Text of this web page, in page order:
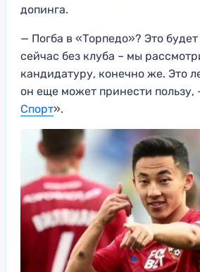
допинга.
— Погба в «Торпедо»? Это
сейчас без клуба – мы
кандидатуру, конечно же. Это
он еще может принести пользу,
Спорт».